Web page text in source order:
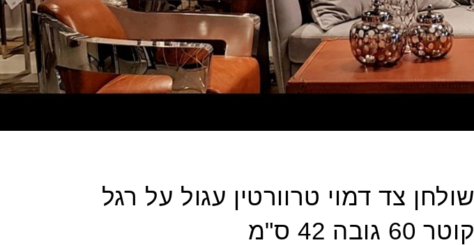
שולחן צד דמוי טרוורטין עגול על רגל
קוטר 60 גובה 42 ס"מ